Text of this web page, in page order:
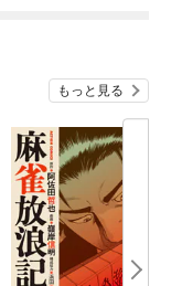
もっと見る